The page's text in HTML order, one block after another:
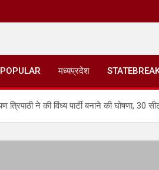
POPULAR मध्यप्रदेश
ने की विंध्य पार्टी बनाने की घोषणा, 30